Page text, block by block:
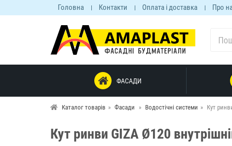
Головна Контакти Оплата і доставка Про
ФАСАДИ
Каталог товарів Фасади Водостічні системи Кут
Кут ринви GIZA Ø120